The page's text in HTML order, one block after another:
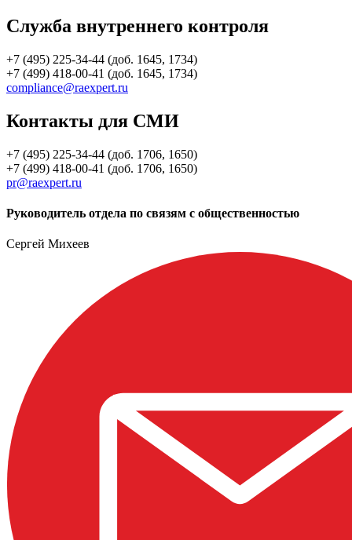
Служба внутреннего контроля
+7 (495) 225-34-44 (доб. 1645, 1734)
+7 (499) 418-00-41 (доб. 1645, 1734)
compliance@raexpert.ru
Контакты для СМИ
+7 (495) 225-34-44 (доб. 1706, 1650)
+7 (499) 418-00-41 (доб. 1706, 1650)
pr@raexpert.ru
Руководитель отдела по связям с общественностью
Сергей Михеев